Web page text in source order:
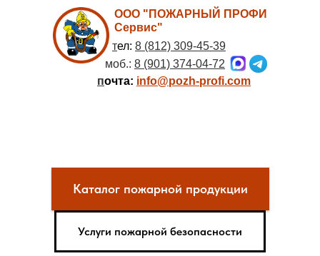
ООО "ПОЖАРНЫЙ ПРОФИ
Сервис"
почта: info@pozh-profi.com
тел: 8 (812) 309-45-39
моб.: 8 (901) 374-04-72
Каталог пожарной продукции
Услуги пожарной безопасности